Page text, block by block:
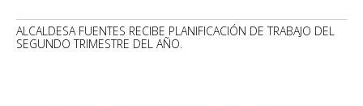
ALCALDESA FUENTES RECIBE PLANIFICACIÓN DE TRABAJO DEL
SEGUNDO TRIMESTRE DEL AÑO.